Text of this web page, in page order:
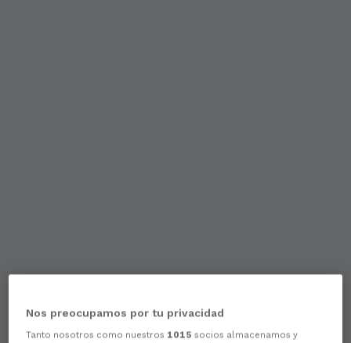
Nos preocupamos por tu privacidad
Tanto nosotros como nuestros 1015 socios almacenamos y